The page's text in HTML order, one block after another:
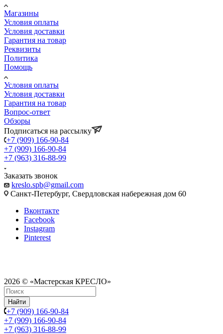
Магазины
Условия оплаты
Условия доставки
Гарантия на товар
Реквизиты
Политика
Помощь
Условия оплаты
Условия доставки
Гарантия на товар
Вопрос-ответ
Обзоры
Подписаться на рассылку
+7 (909) 166-90-84
+7 (909) 166-90-84
+7 (963) 316-88-99
Заказать звонок
kreslo.spb@gmail.com
Санкт-Петербург, Свердловская набережная дом 60
Вконтакте
Facebook
Instagram
Pinterest
2026 © «Мастерская КРЕСЛО»
Найти
+7 (909) 166-90-84
+7 (909) 166-90-84
+7 (963) 316-88-99